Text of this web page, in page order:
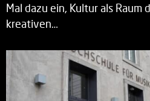
Mal dazu ein, Kultur als Raum
kreativen…